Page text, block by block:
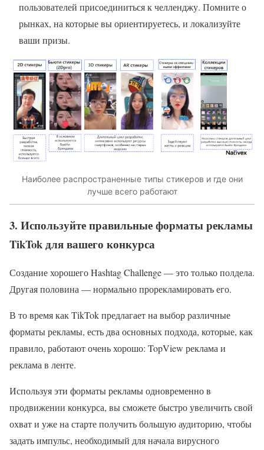
пользователей присоединиться к челленджу. Помните о
рынках, на которые вы ориентируетесь, и локализуйте
ваши призы.
Наиболее распространенные типы стикеров и где они
лучше всего работают
3. Используйте правильные форматы рекламы
TikTok для вашего конкурса
Создание хорошего Hashtag Challenge — это только полдела.
Другая половина — нормально прорекламировать его.
В то время как TikTok предлагает на выбор различные
форматы рекламы, есть два основных подхода, которые, как
правило, работают очень хорошо: TopView реклама и
реклама в ленте.
Используя эти форматы рекламы одновременно в
продвижении конкурса, вы сможете быстро увеличить свой
охват и уже на старте получить большую аудиторию, чтобы
задать импульс, необходимый для начала вирусного